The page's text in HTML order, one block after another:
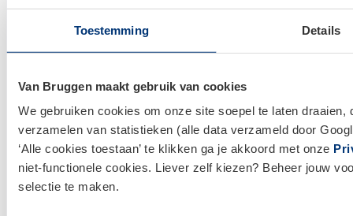
Toestemming Details
Van Bruggen maakt gebruik van cookies
We gebruiken cookies om onze site soepel te laten
verzamelen van statistieken (alle data verzameld door
‘Alle cookies toestaan’ te klikken ga je akkoord met onze
niet-functionele cookies. Liever zelf kiezen? Beheer jouw
selectie te maken.
Actuele hypotheekrentes
Financieel Advies
Makelaardij
Huis kopen
Huis verkopen
Klantenservice en contact